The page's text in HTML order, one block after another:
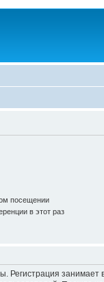
посещении
в этот раз